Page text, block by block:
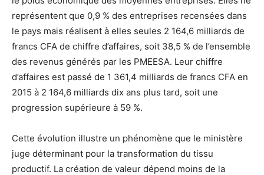
représentent que 0,9 % des entreprises recensées dans
le pays mais réalisent à elles seules 2 164,6 milliards de
francs CFA de chiffre d’affaires, soit 38,5 % de l’ensemble
des revenus générés par les PMEESA. Leur chiffre
d’affaires est passé de 1 361,4 milliards de francs CFA en
2015 à 2 164,6 milliards dix ans plus tard, soit une
progression supérieure à 59 %.
Cette évolution illustre un phénomène que le ministère
juge déterminant pour la transformation du tissu
productif. La création de valeur dépend moins de la